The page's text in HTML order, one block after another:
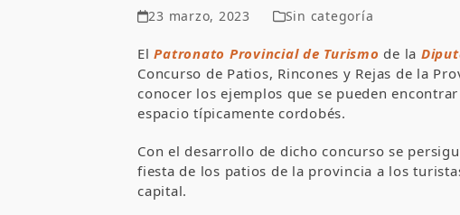
23 marzo, 2023 Sin categoría
ElPatronato Provincial de Turismo de la
Concurso de Patios, Rincones y Rejas de la
conocer los ejemplos que se pueden
espacio típicamente cordobés.
Con el desarrollo de dicho concurso se
fiesta de los patios de la provincia a los
capital.